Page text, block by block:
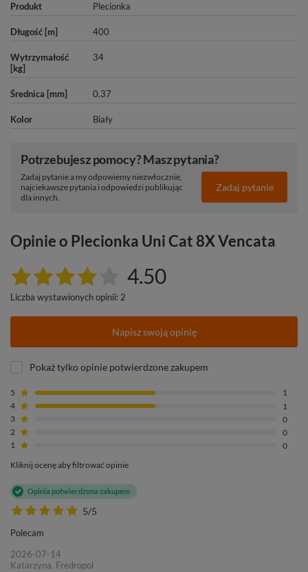
Produkt Plecionka
Długość [m] 400
Wytrzymałość
[kg]
34
Średnica [mm] 0.37
Kolor Biały
Potrzebujesz pomocy? Masz pytania?
Zadaj pytanie a my odpowiemy niezwłocznie,
najciekawsze pytania i odpowiedzi publikując
dla innych.
Zadaj pytanie
Opinie o Plecionka Uni Cat 8X Vencata
4.50
Liczba wystawionych opinii: 2
Napisz swoją opinię
Pokaż tylko opinie potwierdzone zakupem
5
1
4
1
3
0
2
0
1
0
Kliknij ocenę aby filtrować opinie
5/5
Opinia potwierdzona zakupem
Polecam
2026-07-14
Katarzyna, Fredropol